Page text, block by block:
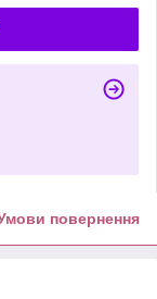
повернення